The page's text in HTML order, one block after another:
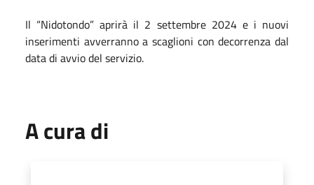
Il “Nidotondo” aprirà il 2 settembre 2024 e i nuovi
inserimenti avverranno a scaglioni con decorrenza dal
data di avvio del servizio.
A cura di